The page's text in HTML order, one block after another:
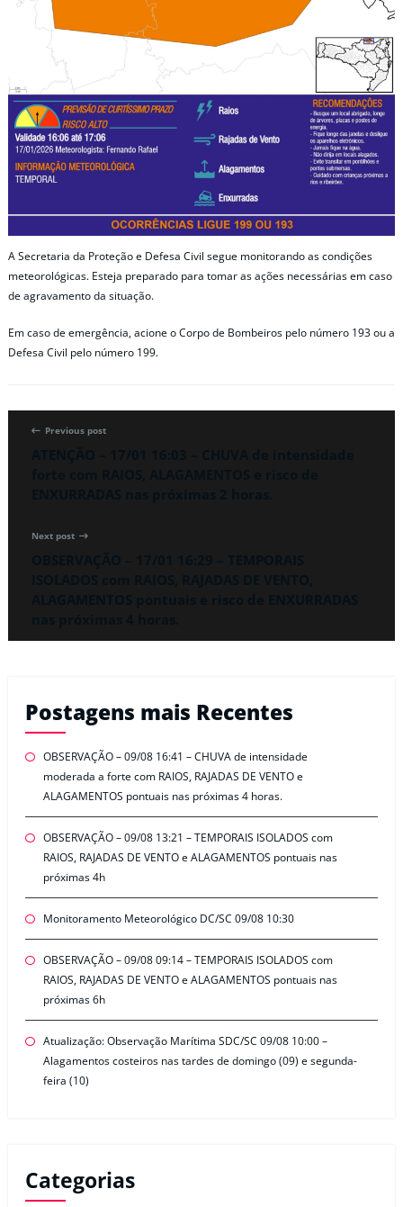
A Secretaria da Proteção e Defesa Civil segue monitorando as condições
meteorológicas. Esteja preparado para tomar as ações necessárias em caso
de agravamento da situação.
Em caso de emergência, acione o Corpo de Bombeiros pelo número 193 ou a
Defesa Civil pelo número 199.
Previous post
Next post
Postagens mais Recentes
OBSERVAÇÃO – 09/08 16:41 – CHUVA de intensidade
moderada a forte com RAIOS, RAJADAS DE VENTO e
ALAGAMENTOS pontuais nas próximas 4 horas.
OBSERVAÇÃO – 09/08 13:21 – TEMPORAIS ISOLADOS com
RAIOS, RAJADAS DE VENTO e ALAGAMENTOS pontuais nas
próximas 4h
Monitoramento Meteorológico DC/SC 09/08 10:30
OBSERVAÇÃO – 09/08 09:14 – TEMPORAIS ISOLADOS com
RAIOS, RAJADAS DE VENTO e ALAGAMENTOS pontuais nas
próximas 6h
Atualização: Observação Marítima SDC/SC 09/08 10:00 –
Alagamentos costeiros nas tardes de domingo (09) e segunda-
feira (10)
Categorias